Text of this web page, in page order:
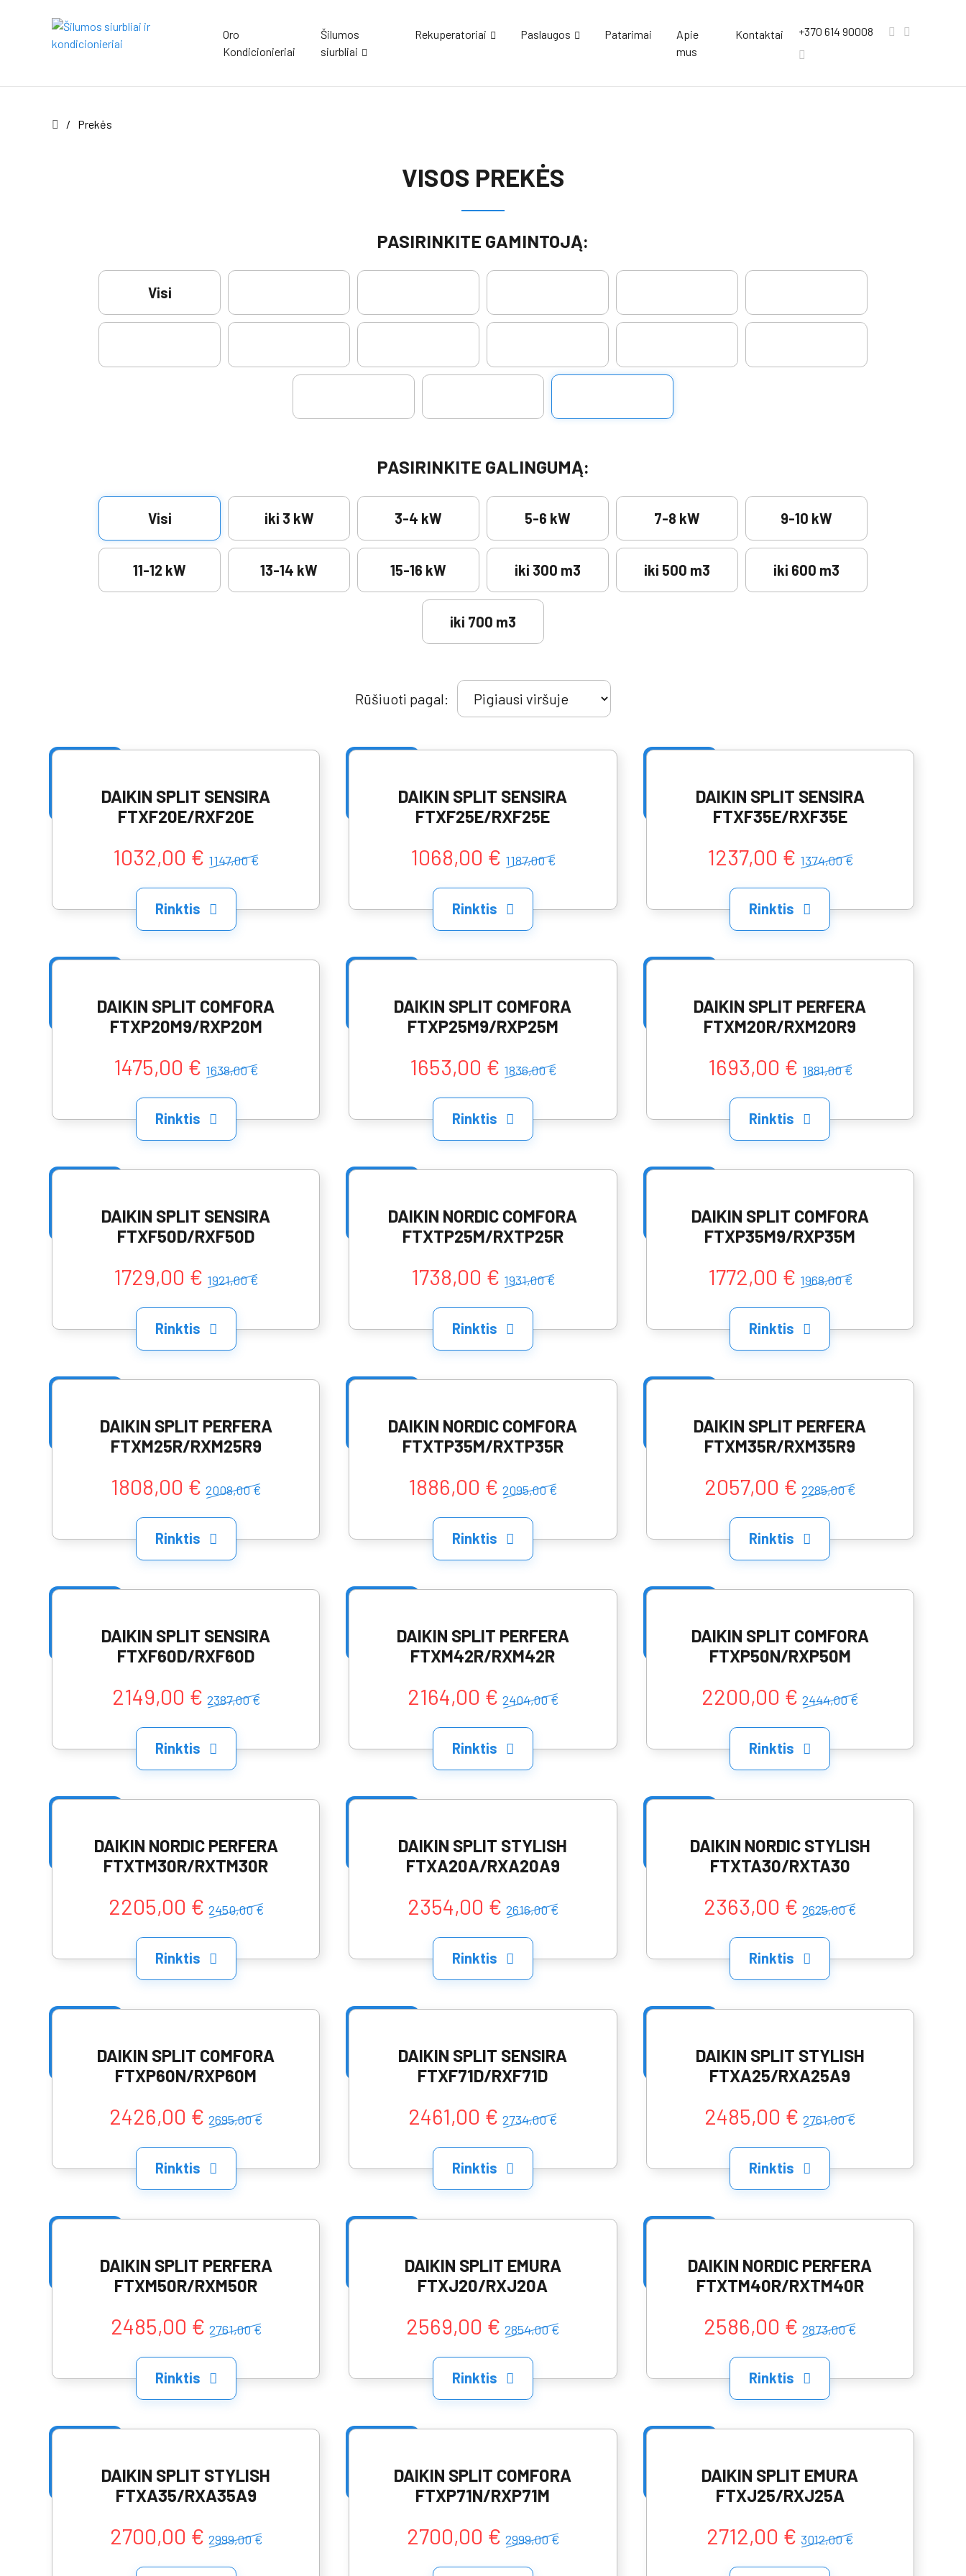
Oro
Kondicionieriai
Šilumos
siurbliai
Rekuperatoriai Paslaugos Patarimai
Apie
mus
Kontaktai +370 614 90008
/ Prekės
VISOS PREKĖS
PASIRINKITE GAMINTOJĄ:
Visi
PASIRINKITE GALINGUMĄ:
Visi iki 3 kW 3-4 kW 5-6 kW 7-8 kW 9-10 kW
11-12 kW 13-14 kW 15-16 kW iki 300 m3 iki 500 m3 iki 600 m3
iki 700 m3
Rūšiuoti pagal:
DAIKIN SPLIT SENSIRA
FTXF20E/RXF20E
1032,00 € 1147,00 €
Rinktis
DAIKIN SPLIT SENSIRA
FTXF25E/RXF25E
1068,00 € 1187,00 €
Rinktis
DAIKIN SPLIT SENSIRA
FTXF35E/RXF35E
1237,00 € 1374,00 €
Rinktis
DAIKIN SPLIT COMFORA
FTXP20M9/RXP20M
1475,00 € 1638,00 €
Rinktis
DAIKIN SPLIT COMFORA
FTXP25M9/RXP25M
1653,00 € 1836,00 €
Rinktis
DAIKIN SPLIT PERFERA
FTXM20R/RXM20R9
1693,00 € 1881,00 €
Rinktis
DAIKIN SPLIT SENSIRA
FTXF50D/RXF50D
1729,00 € 1921,00 €
Rinktis
DAIKIN NORDIC COMFORA
FTXTP25M/RXTP25R
1738,00 € 1931,00 €
Rinktis
DAIKIN SPLIT COMFORA
FTXP35M9/RXP35M
1772,00 € 1968,00 €
Rinktis
DAIKIN SPLIT PERFERA
FTXM25R/RXM25R9
1808,00 €2008,00 €
Rinktis
DAIKIN NORDIC COMFORA
FTXTP35M/RXTP35R
1886,00 €2095,00 €
Rinktis
DAIKIN SPLIT PERFERA
FTXM35R/RXM35R9
2057,00 €2285,00 €
Rinktis
DAIKIN SPLIT SENSIRA
FTXF60D/RXF60D
2149,00 € 2387,00 €
Rinktis
DAIKIN SPLIT PERFERA
FTXM42R/RXM42R
2164,00 € 2404,00 €
Rinktis
DAIKIN SPLIT COMFORA
FTXP50N/RXP50M
2200,00 €2444,00 €
Rinktis
DAIKIN NORDIC PERFERA
FTXTM30R/RXTM30R
2205,00 € 2450,00 €
Rinktis
DAIKIN SPLIT STYLISH
FTXA20A/RXA20A9
2354,00 € 2616,00 €
Rinktis
DAIKIN NORDIC STYLISH
FTXTA30/RXTA30
2363,00 €2625,00 €
Rinktis
DAIKIN SPLIT COMFORA
FTXP60N/RXP60M
2426,00 €2695,00 €
Rinktis
DAIKIN SPLIT SENSIRA
FTXF71D/RXF71D
2461,00 €2734,00 €
Rinktis
DAIKIN SPLIT STYLISH
FTXA25/RXA25A9
2485,00 €2761,00 €
Rinktis
DAIKIN SPLIT PERFERA
FTXM50R/RXM50R
2485,00 € 2761,00 €
Rinktis
DAIKIN SPLIT EMURA
FTXJ20/RXJ20A
2569,00 €2854,00 €
Rinktis
DAIKIN NORDIC PERFERA
FTXTM40R/RXTM40R
2586,00 €2873,00 €
Rinktis
DAIKIN SPLIT STYLISH
FTXA35/RXA35A9
2700,00 € 2999,00 €
DAIKIN SPLIT COMFORA
FTXP71N/RXP71M
2700,00 € 2999,00 €
DAIKIN SPLIT EMURA
FTXJ25/RXJ25A
2712,00 € 3012,00 €